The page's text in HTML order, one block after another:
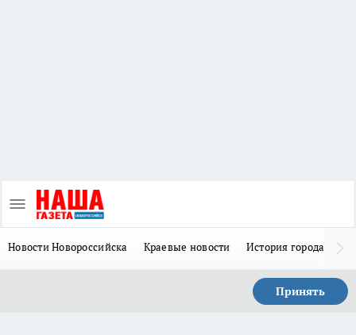
Новости Новороссийска Краевые новости История города Н
Принять